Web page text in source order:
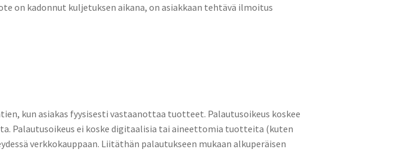
on kadonnut kuljetuksen aikana, on asiakkaan tehtävä ilmoitus
kun asiakas fyysisesti vastaanottaa tuotteet. Palautusoikeus koskee
Palautusoikeus ei koske digitaalisia tai aineettomia tuotteita (kuten
verkkokauppaan. Liitäthän palautukseen mukaan alkuperäisen